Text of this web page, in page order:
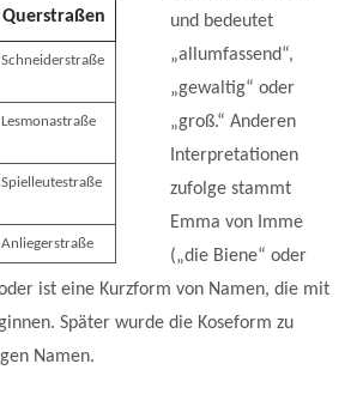
Querstraßen
Schneiderstraße
Lesmonastraße
Spielleutestraße
Anliegerstraße
und bedeutet
„allumfassend“,
„gewaltig“ oder
„groß.“ Anderen
Interpretationen
zufolge stammt
Emma von Imme
(„die Biene“ oder
ist eine Kurzform von Namen, die mit
Später wurde die Koseform zu
Namen.